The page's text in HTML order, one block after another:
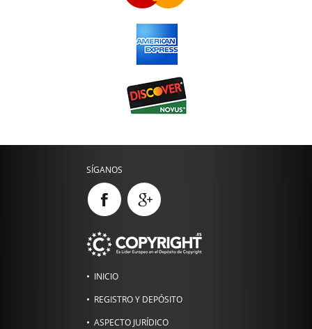
SÍGANOS
INICIO
REGISTRO Y DEPÓSITO
ASPECTO JURÍDICO